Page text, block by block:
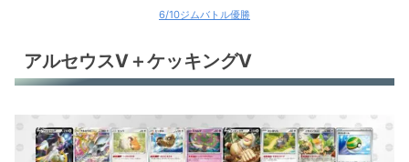
パオジアンex
サーナイトex
6/10ジムバトル優勝
アルセウスV＋ケッキングV